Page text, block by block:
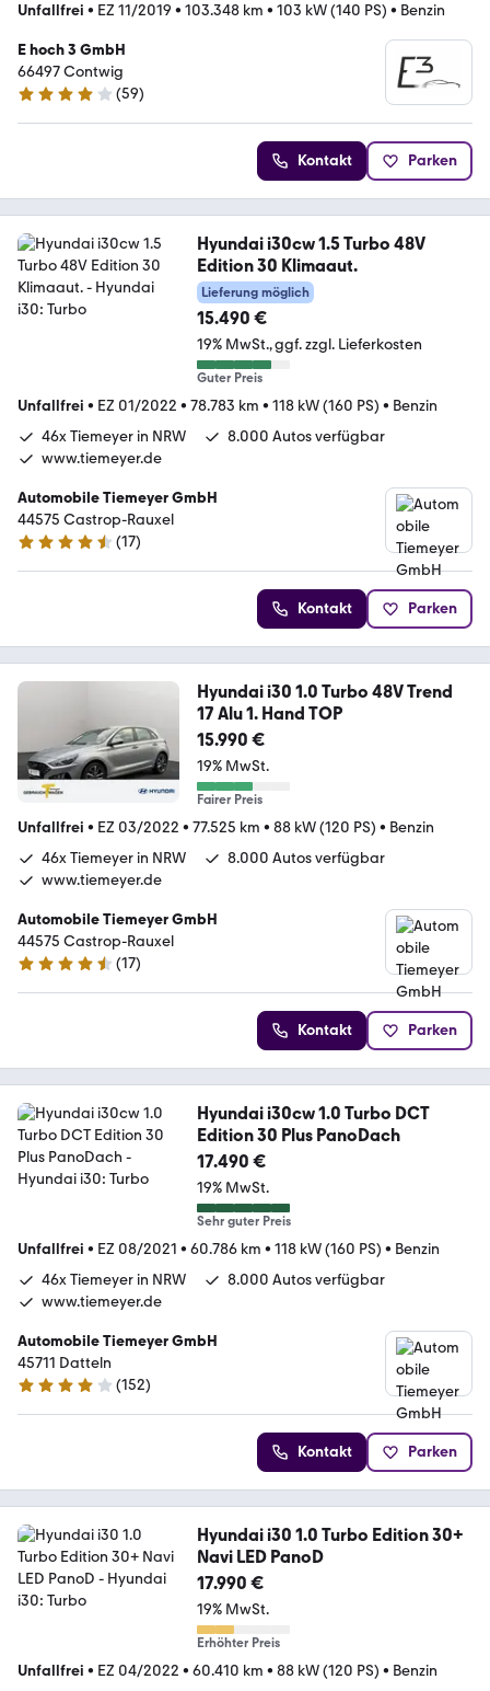
Unfallfrei • EZ 11/2019 • 103.348 km • 103 kW (140 PS) • Benzin
E hoch 3 GmbH
66497 Contwig
4.2 Sterne
(59)
Kontakt Parken
Hyundai i30cw 1.5 Turbo 48V
Edition 30 Klimaaut.
Lieferung möglich
15.490 €
19% MwSt. ggf. zzgl. Lieferkosten
Guter Preis
Unfallfrei • EZ 01/2022 • 78.783 km • 118 kW (160 PS) • Benzin
46x Tiemeyer in NRW
8.000 Autos verfügbar
www.tiemeyer.de
Automobile Tiemeyer GmbH
44575 Castrop-Rauxel
4.6 Sterne
(17)
Kontakt Parken
Hyundai i30 1.0 Turbo 48V Trend
17 Alu 1. Hand TOP
15.990 €
19% MwSt.
Fairer Preis
Unfallfrei • EZ 03/2022 • 77.525 km • 88 kW (120 PS) • Benzin
46x Tiemeyer in NRW
8.000 Autos verfügbar
www.tiemeyer.de
Automobile Tiemeyer GmbH
44575 Castrop-Rauxel
4.6 Sterne
(17)
Kontakt Parken
Hyundai i30cw 1.0 Turbo DCT
Edition 30 Plus PanoDach
17.490 €
19% MwSt.
Sehr guter Preis
Unfallfrei • EZ 08/2021 • 60.786 km • 118 kW (160 PS) • Benzin
46x Tiemeyer in NRW
8.000 Autos verfügbar
www.tiemeyer.de
Automobile Tiemeyer GmbH
45711 Datteln
3.8 Sterne
(152)
Kontakt Parken
Hyundai i30 1.0 Turbo Edition 30+
Navi LED PanoD
17.990 €
19% MwSt.
Erhöhter Preis
Unfallfrei • EZ 04/2022 • 60.410 km • 88 kW (120 PS) • Benzin